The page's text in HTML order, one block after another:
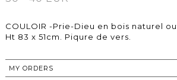
COULOIR -Prie-Dieu en bois naturel
Ht 83 x 51cm. Piqure de vers.
MY ORDERS